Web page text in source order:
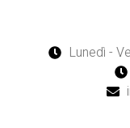
Lunedì -